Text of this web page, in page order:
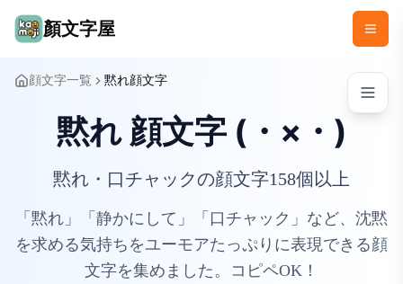
顏文字屋
顔文字一覧 黙れ顔文字
黙れ 顔文字 (・×・)
黙れ・口チャックの顔文字158個以上
「黙れ」「静かにして」「口チャック」など、沈黙
を求める気持ちをユーモアたっぷりに表現できる顔
文字を集めました。コピペOK！